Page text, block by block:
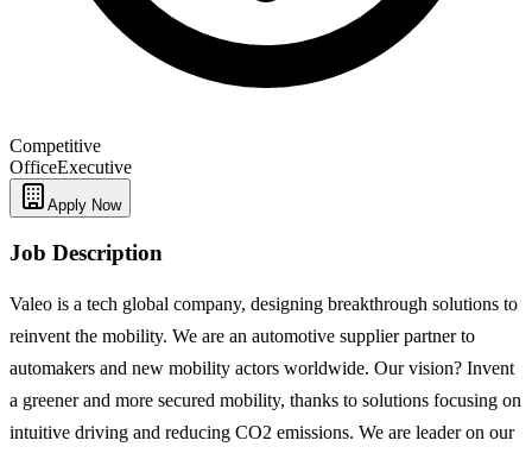
Competitive
OfficeExecutive
Apply Now
Job Description
Valeo is a tech global company, designing breakthrough solutions to
reinvent the mobility. We are an automotive supplier partner to
automakers and new mobility actors worldwide. Our vision? Invent
a greener and more secured mobility, thanks to solutions focusing on
intuitive driving and reducing CO2 emissions. We are leader on our